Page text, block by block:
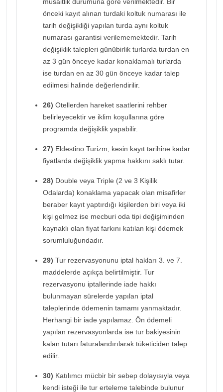
önceki kayıt alınan turdaki koltuk numarası ile
tarih değişikliği yapılan turda aynı koltuk
numarası garantisi verilememektedir. Tarih
değişiklik talepleri günübirlik turlarda turdan en
az 3 gün önceye kadar konaklamalı turlarda
ise turdan en az 30 gün önceye kadar talep
edilmesi halinde değerlendirilir.
26) Otellerden hareket saatlerini rehber
belirleyecektir ve iklim koşullarına göre
programda değişiklik yapabilir.
27) Eldestino Turizm, kesin kayıt tarihine kadar
fiyatlarda değişiklik yapma hakkını saklı tutar.
28) Double veya Triple (2 ve 3 Kişilik
Odalarda) konaklama yapacak olan misafirler
beraber kayıt yaptırdığı kişilerden biri veya iki
kişi gelmez ise mecburi oda tipi değişiminden
kaynaklı olan fiyat farkını katılan kişi ödemek
sorumluluğundadır.
29) Tur rezervasyonunu iptal hakları 3. ve 7.
maddelerde açıkça belirtilmiştir. Tur
rezervasyonu iptallerinde iade hakkı
bulunmayan sürelerde yapılan iptal
taleplerinde ödemenin tamamı yanmaktadır.
Herhangi bir iade yapılamaz. Ön ödemeli
yapılan rezervasyonlarda ise tur bakiyesinin
kalan tutarı faturalandırılarak tüketiciden talep
edilir.
30) Katılımcı mücbir bir sebep dolayısıyla veya
kendi isteği ile tur erteleme talebinde bulunur